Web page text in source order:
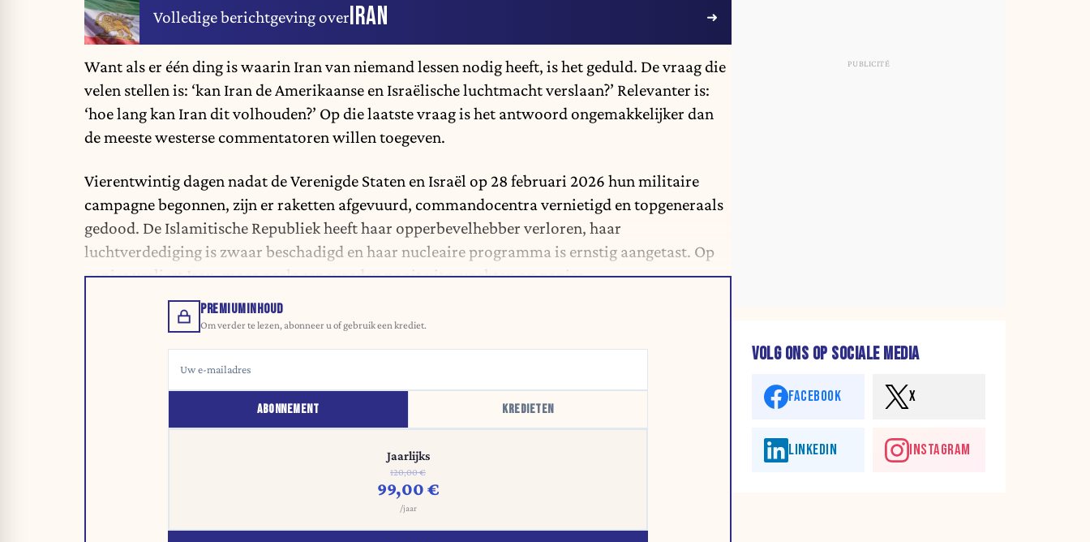
Volledige berichtgeving overIRAN
Want als er één ding is waarin Iran van niemand lessen nodig heeft, is het geduld. De vraag die
velen stellen is: ‘kan Iran de Amerikaanse en Israëlische luchtmacht verslaan?’ Relevanter is:
‘hoe lang kan Iran dit volhouden?’ Op die laatste vraag is het antwoord ongemakkelijker dan
de meeste westerse commentatoren willen toegeven.
Vierentwintig dagen nadat de Verenigde Staten en Israël op 28 februari 2026 hun militaire
campagne begonnen, zijn er raketten afgevuurd, commandocentra vernietigd en topgeneraals
gedood. De Islamitische Republiek heeft haar opperbevelhebber verloren, haar
luchtverdediging is zwaar beschadigd en haar nucleaire programma is ernstig aangetast. Op
papier verliest Iran, maar oorlogen worden nooit uitgevochten op papier.
PREMIUMINHOUD
Om verder te lezen, abonneer u of gebruik een krediet.
ABONNEMENT KREDIETEN
Jaarlijks
120,00 €
99,00 €
/jaar
VOLG ONS OP SOCIALE MEDIA
FACEBOOK X
LINKEDIN INSTAGRAM